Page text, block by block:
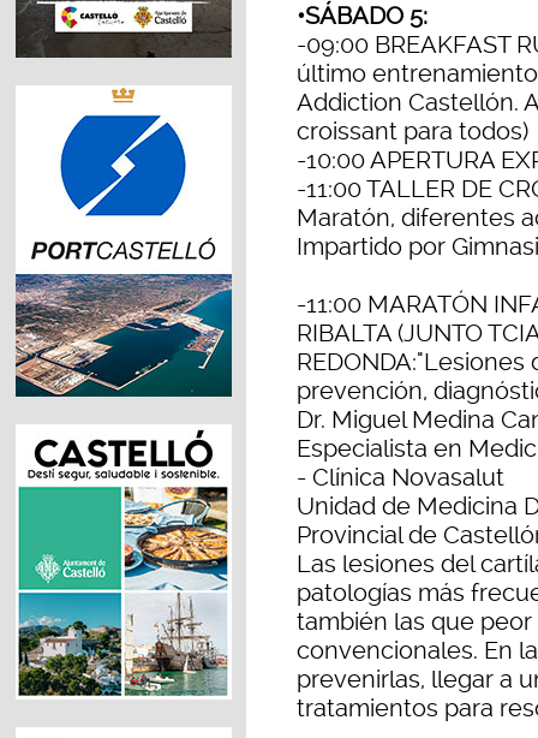
•SÁBADO 5:
-09:00 BREAKFAST
último
Addiction Castellón.
croissant para todos)
-10:00 APERTURA
-11:00 TALLER DE
Maratón, diferentes
Impartido por
-11:00 MARATÓN
RIBALTA (JUNTO
prevención,
Dr. Miguel Medina
Especialista en
- Clínica Novasalut
Unidad de Medicina
Provincial de
Las lesiones del
patologías más
también las que
convencionales. En
prevenirlas, llegar a
tratamientos para